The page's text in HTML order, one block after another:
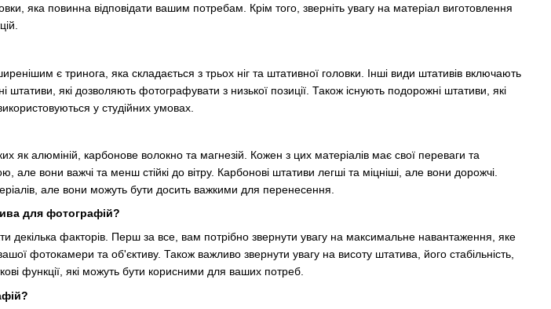
яка повинна відповідати вашим потребам. Крім того, зверніть увагу на матеріал виготовлення
є тринога, яка складається з трьох ніг та штативної головки. Інші види штативів включають
штативи, які дозволяють фотографувати з низької позиції. Також існують подорожні штативи, які
у студійних умовах.
як алюміній, карбонове волокно та магнезій. Кожен з цих матеріалів має свої переваги та
але вони важчі та менш стійкі до вітру. Карбонові штативи легші та міцніші, але вони дорожчі.
але вони можуть бути досить важкими для перенесення.
для фотографій?
декілька факторів. Перш за все, вам потрібно звернути увагу на максимальне навантаження, яке
фотокамери та об'єктиву. Також важливо звернути увагу на висоту штатива, його стабільність,
функції, які можуть бути корисними для ваших потреб.